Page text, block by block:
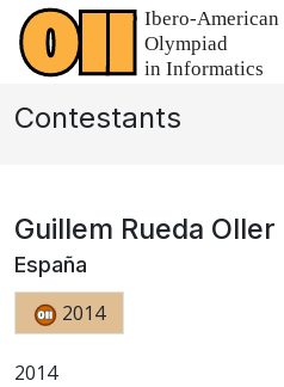
Contestants
Guillem Rueda Oller
España
2014
2014